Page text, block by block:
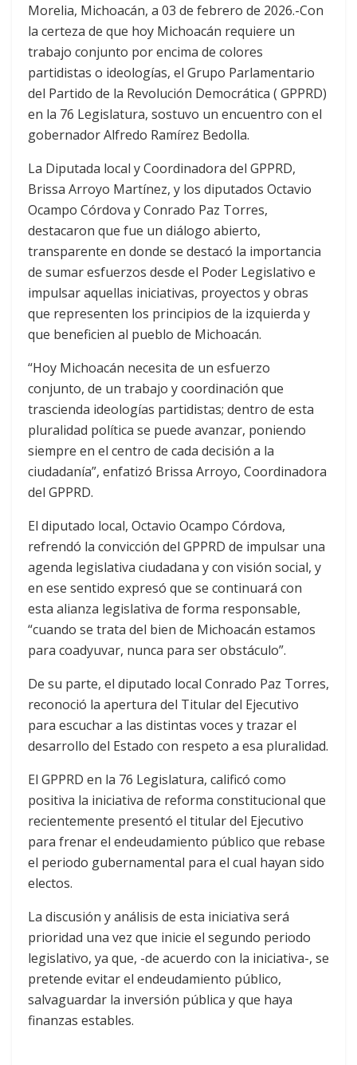
Morelia, Michoacán, a 03 de febrero de 2026.-Con
la certeza de que hoy Michoacán requiere un
trabajo conjunto por encima de colores
partidistas o ideologías, el Grupo Parlamentario
del Partido de la Revolución Democrática ( GPPRD)
en la 76 Legislatura, sostuvo un encuentro con el
gobernador Alfredo Ramírez Bedolla.
La Diputada local y Coordinadora del GPPRD,
Brissa Arroyo Martínez, y los diputados Octavio
Ocampo Córdova y Conrado Paz Torres,
destacaron que fue un diálogo abierto,
transparente en donde se destacó la importancia
de sumar esfuerzos desde el Poder Legislativo e
impulsar aquellas iniciativas, proyectos y obras
que representen los principios de la izquierda y
que beneficien al pueblo de Michoacán.
“Hoy Michoacán necesita de un esfuerzo
conjunto, de un trabajo y coordinación que
trascienda ideologías partidistas; dentro de esta
pluralidad política se puede avanzar, poniendo
siempre en el centro de cada decisión a la
ciudadanía”, enfatizó Brissa Arroyo, Coordinadora
del GPPRD.
El diputado local, Octavio Ocampo Córdova,
refrendó la convicción del GPPRD de impulsar una
agenda legislativa ciudadana y con visión social, y
en ese sentido expresó que se continuará con
esta alianza legislativa de forma responsable,
“cuando se trata del bien de Michoacán estamos
para coadyuvar, nunca para ser obstáculo”.
De su parte, el diputado local Conrado Paz Torres,
reconoció la apertura del Titular del Ejecutivo
para escuchar a las distintas voces y trazar el
desarrollo del Estado con respeto a esa pluralidad.
El GPPRD en la 76 Legislatura, calificó como
positiva la iniciativa de reforma constitucional que
recientemente presentó el titular del Ejecutivo
para frenar el endeudamiento público que rebase
el periodo gubernamental para el cual hayan sido
electos.
La discusión y análisis de esta iniciativa será
prioridad una vez que inicie el segundo periodo
legislativo, ya que, -de acuerdo con la iniciativa-, se
pretende evitar el endeudamiento público,
salvaguardar la inversión pública y que haya
finanzas estables.